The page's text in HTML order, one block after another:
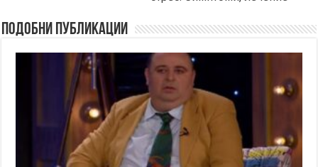
Подобни публикации